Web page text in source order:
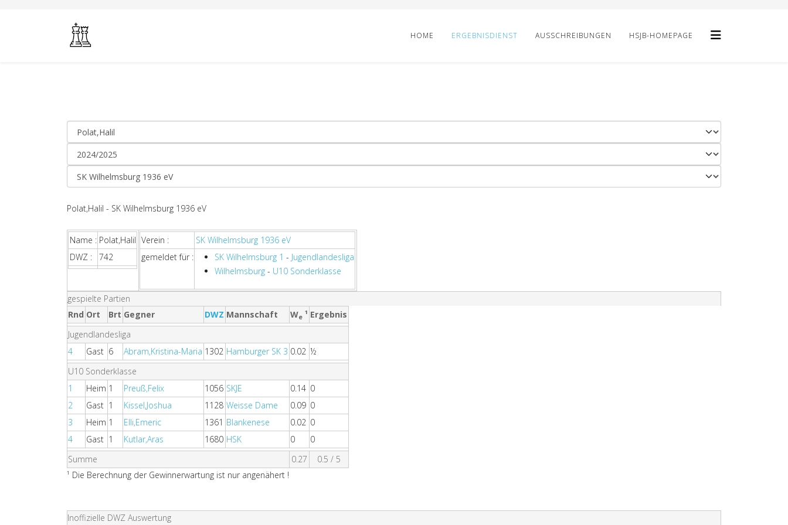
HOME ERGEBNISDIENST AUSSCHREIBUNGEN HSJB-HOMEPAGE
Polat,Halil - SK Wilhelmsburg 1936 eV
Name : Polat,Halil
DWZ :
742
Verein :
SK Wilhelmsburg 1936 eV
gemeldet für :
SK Wilhelmsburg 1 - Jugendlandesliga
Wilhelmsburg- U10 Sonderklasse
gespielte Partien
Rnd Ort Brt Gegner DWZ Mannschaft We ¹ Ergebnis
Jugendlandesliga
4
Gast 6 Abram,Kristina-Maria 1302 Hamburger SK 3 0.02 ½
U10 Sonderklasse
1
Heim 1 Preuß,Felix 1056 SKJE 0.14 0
2
Gast 1 Kissel,Joshua 1128 Weisse Dame 0.09 0
3
Heim 1 Elli,Emeric 1361 Blankenese 0.02 0
4
Gast 1 Kutlar,Aras 1680 HSK 0
0
Summe
0.27
0.5 / 5
¹ Die Berechnung der Gewinnerwartung ist nur angenähert !
Inoffizielle DWZ Auswertung